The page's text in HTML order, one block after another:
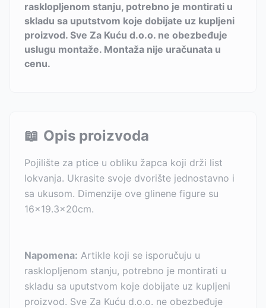
rasklopljenom stanju, potrebno je montirati u
skladu sa uputstvom koje dobijate uz kupljeni
proizvod. Sve Za Kuću d.o.o. ne obezbeđuje
uslugu montaže. Montaža nije uračunata u
cenu.
📖 Opis proizvoda
Pojilište za ptice u obliku žapca koji drži list
lokvanja. Ukrasite svoje dvorište jednostavno i
sa ukusom. Dimenzije ove glinene figure su
16x19.3x20cm.
Napomena: Artikle koji se isporučuju u
rasklopljenom stanju, potrebno je montirati u
skladu sa uputstvom koje dobijate uz kupljeni
proizvod. Sve Za Kuću d.o.o. ne obezbeđuje